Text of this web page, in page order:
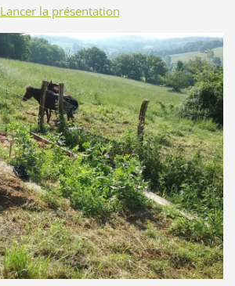
Lancer la présentation